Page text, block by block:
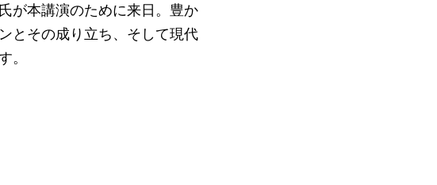
が本講演のために来日。豊か
とその成り立ち、そして現代
。